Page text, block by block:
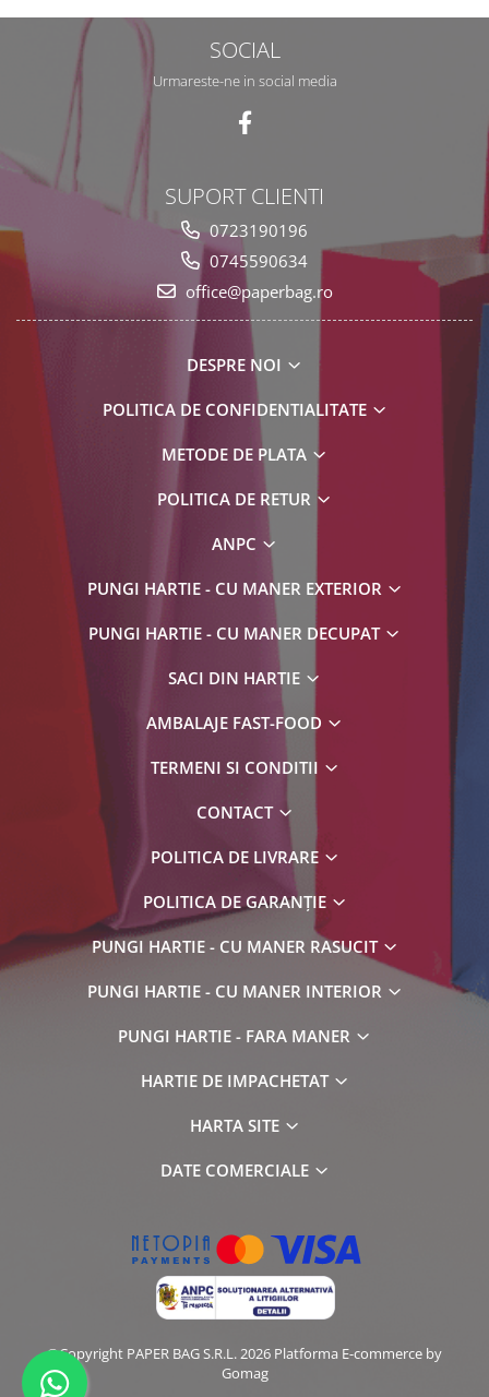
SOCIAL
Urmareste-ne in social media
SUPORT CLIENTI
0723190196
0745590634
office@paperbag.ro
DESPRE NOI
POLITICA DE CONFIDENTIALITATE
METODE DE PLATA
POLITICA DE RETUR
ANPC
PUNGI HARTIE - CU MANER EXTERIOR
PUNGI HARTIE - CU MANER DECUPAT
SACI DIN HARTIE
AMBALAJE FAST-FOOD
TERMENI SI CONDITII
CONTACT
POLITICA DE LIVRARE
POLITICA DE GARANȚIE
PUNGI HARTIE - CU MANER RASUCIT
PUNGI HARTIE - CU MANER INTERIOR
PUNGI HARTIE - FARA MANER
HARTIE DE IMPACHETAT
HARTA SITE
DATE COMERCIALE
©Copyright PAPER BAG S.R.L. 2026 Platforma E-commerce by
Gomag